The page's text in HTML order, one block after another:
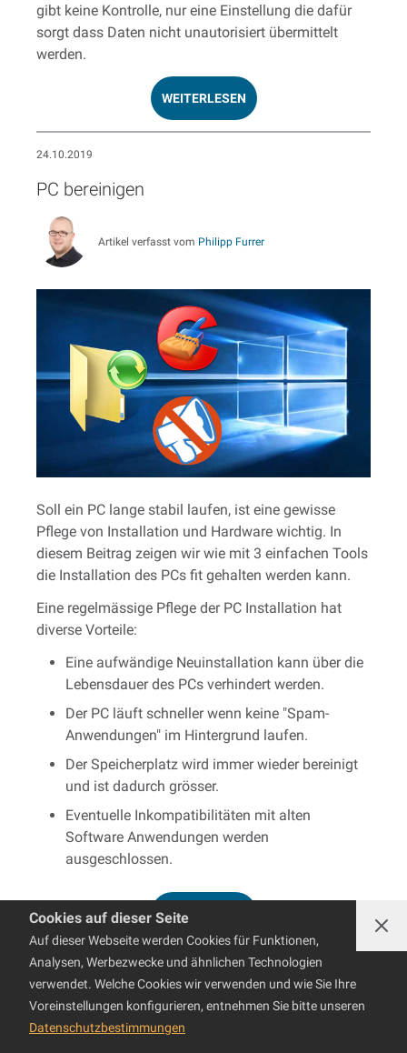
Cookies auf dieser Seite
Auf dieser Webseite werden Cookies für Funktionen,
Analysen, Werbezwecke und ähnlichen Technologien
verwendet. Welche Cookies wir verwenden und wie Sie Ihre
Voreinstellungen konfigurieren, entnehmen Sie bitte unseren
Datenschutzbestimmungen
gibt keine Kontrolle, nur eine Einstellung die dafür
sorgt dass Daten nicht unautorisiert übermittelt
werden.
WEITERLESEN
24.10.2019
PC bereinigen
Artikel verfasst vom Philipp Furrer
Soll ein PC lange stabil laufen, ist eine gewisse
Pflege von Installation und Hardware wichtig. In
diesem Beitrag zeigen wir wie mit 3 einfachen Tools
die Installation des PCs fit gehalten werden kann.
Eine regelmässige Pflege der PC Installation hat
diverse Vorteile:
Eine aufwändige Neuinstallation kann über die
Lebensdauer des PCs verhindert werden.
Der PC läuft schneller wenn keine "Spam-
Anwendungen" im Hintergrund laufen.
Der Speicherplatz wird immer wieder bereinigt
und ist dadurch grösser.
Eventuelle Inkompatibilitäten mit alten
Software Anwendungen werden
ausgeschlossen.
WEITERLESEN
24.07.2019
Luft- oder AiO Wasserkühlung: was ist
besser